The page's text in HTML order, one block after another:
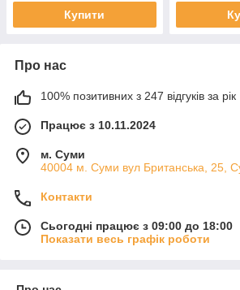
Купити
Про нас
100% позитивних з 247 відгуків за рік
Працює з 10.11.2024
м. Суми
40004 м. Суми вул Британська, 25,
Контакти
Сьогодні працює з 09:00 до 18:00
Показати весь графік роботи